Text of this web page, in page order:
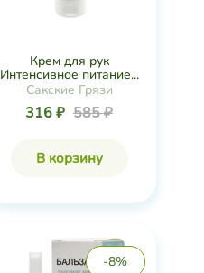
Крем для рук
Интенсивное питание...
Сакские Грязи
316 ₽ 585 ₽
В корзину
-8%